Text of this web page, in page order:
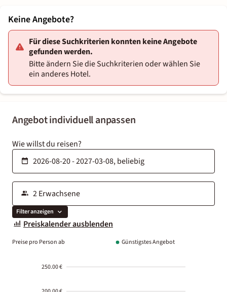
Angebot individuell anpassen
Wie willst du reisen?
Filter anzeigen
Preiskalender ausblenden
Preise pro Person ab Günstigstes Angebot
250.00 €
Keine Angebote?
Für diese Suchkriterien konnten keine Angebote
gefunden werden.
Bitte ändern Sie die Suchkriterien oder wählen Sie
ein anderes Hotel.